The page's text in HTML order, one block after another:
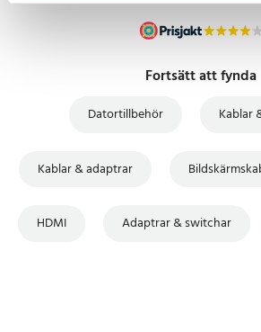
Fortsätt att fynda
Datortillbehör Kablar
Kablar & adaptrar
HDMI Adaptrar & switchar